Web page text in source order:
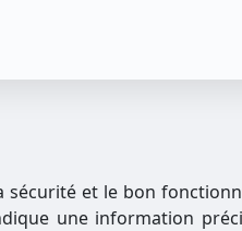
sécurité et le bon
une information